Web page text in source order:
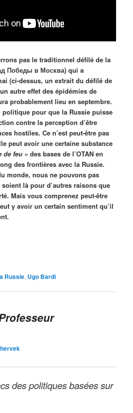
pas le traditionnel défilé de la
Победы в Москва) qui a
(ci-dessus, un extrait du défilé de
autre effet des épidémies de
probablement lieu en septembre.
pour que la Russie puisse
contre la perception d’être
hostiles. Ce n’est peut-être pas
peut avoir une certaine substance
de feu » des bases de l’OTAN en
des frontières avec la Russie.
monde, nous ne pouvons pas
là pour d’autres raisons que
Mais vous comprenez peut-être
y avoir un certain sentiment qu’il
Russie, Ugo Bardi
hervek
des politiques basées sur